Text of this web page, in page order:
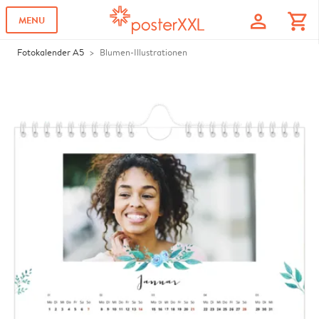
MENU profile shopping_cart
Fotokalender A5 Blumen-Illustrationen